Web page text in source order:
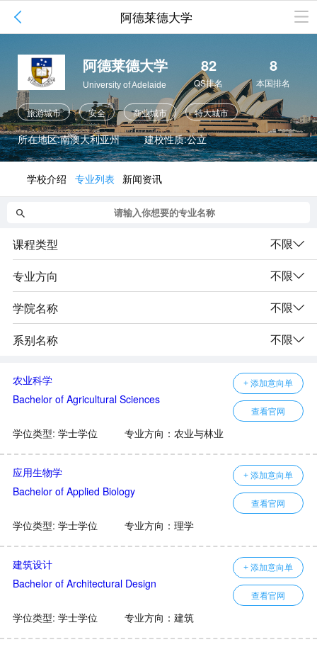
 阿德莱德大学
阿德莱德大学
University of Adelaide
82
QS排名
8
本国排名
旅游城市 安全 商业城市
特大城市
澳洲八大名校
宗教自由 移民加分地区
所在地区:南澳大利亚州 建校性质:公立
学校介绍 专业列表 新闻资讯

课程类型 不限
专业方向 不限
学院名称 不限
系别名称 不限
农业科学
Bachelor of Agricultural Sciences
+ 添加意向单
查看官网
学位类型: 学士学位 专业方向：农业与林业
应用生物学
Bachelor of Applied Biology
+ 添加意向单
查看官网
学位类型: 学士学位 专业方向：理学
建筑设计
Bachelor of Architectural Design
+ 添加意向单
查看官网
学位类型: 学士学位 专业方向：建筑